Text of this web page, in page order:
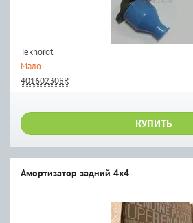
Teknorot
Мало
401602308R
КУПИТЬ
Амортизатор задний 4х4